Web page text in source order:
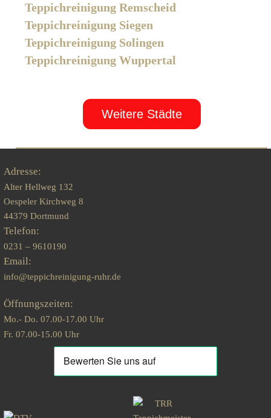
Teppichreinigung Remscheid
Teppichreinigung Siegen
Teppichreinigung Solingen
Teppichreinigung Wuppertal
Weitere Städte
Adresse:
Alter Hellweg 132
Oespeler Kirchweg 8
44379 Dortmund
Telefon:
0231 – 9610190
Email:
info@teppichreinigung-ruhr.de
Öffnungszeiten:
Mo.- Do. 07.00-17.00 Uhr
Fr. 07.00-15.00 Uhr